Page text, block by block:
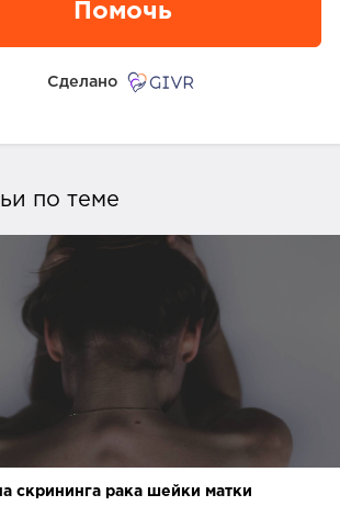
Помочь
Сделано
по теме
скрининга рака шейки матки